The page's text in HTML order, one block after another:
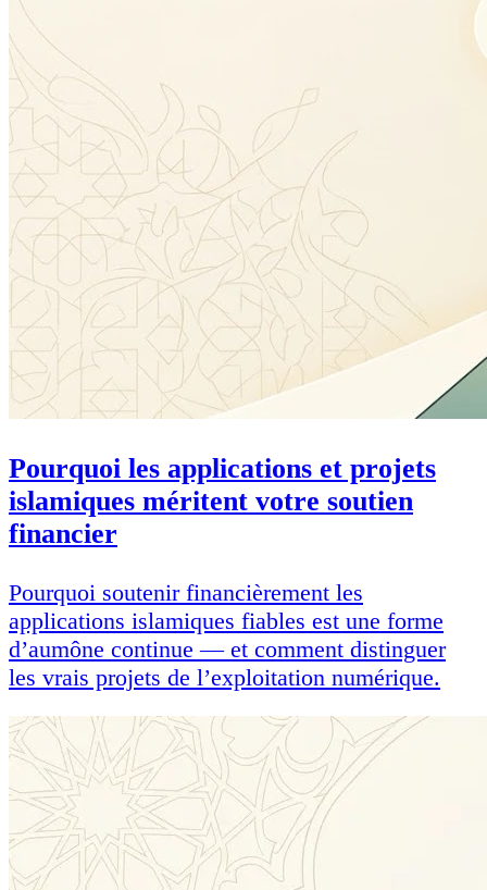
Pourquoi les applications et projets
islamiques méritent votre soutien
financier
Pourquoi soutenir financièrement les
applications islamiques fiables est une forme
d’aumône continue — et comment distinguer
les vrais projets de l’exploitation numérique.